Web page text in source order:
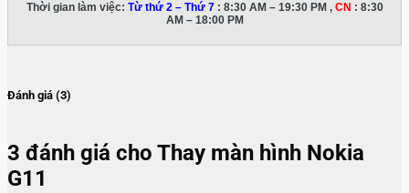
Thời gian làm việc: Từ thứ 2 – Thứ 7: 8:30 AM – 19:30 PM , CN : 8:30
AM – 18:00 PM
Đánh giá (3)
3 đánh giá cho Thay màn hình Nokia
G11